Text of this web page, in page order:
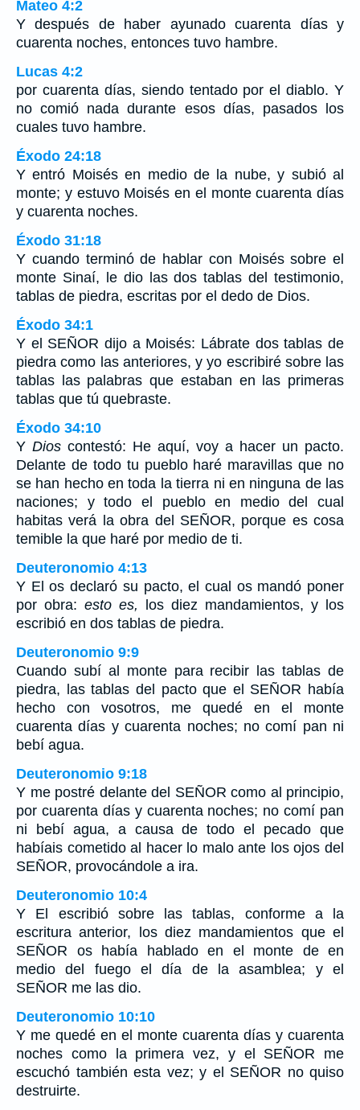
Mateo 4:2
Y después de haber ayunado cuarenta días y
cuarenta noches, entonces tuvo hambre.
Lucas 4:2
por cuarenta días, siendo tentado por el diablo. Y
no comió nada durante esos días, pasados los
cuales tuvo hambre.
Éxodo 24:18
Y entró Moisés en medio de la nube, y subió al
monte; y estuvo Moisés en el monte cuarenta días
y cuarenta noches.
Éxodo 31:18
Y cuando terminó de hablar con Moisés sobre el
monte Sinaí, le dio las dos tablas del testimonio,
tablas de piedra, escritas por el dedo de Dios.
Éxodo 34:1
Y el SEÑOR dijo a Moisés: Lábrate dos tablas de
piedra como las anteriores, y yo escribiré sobre las
tablas las palabras que estaban en las primeras
tablas que tú quebraste.
Éxodo 34:10
Y Dios contestó: He aquí, voy a hacer un pacto.
Delante de todo tu pueblo haré maravillas que no
se han hecho en toda la tierra ni en ninguna de las
naciones; y todo el pueblo en medio del cual
habitas verá la obra del SEÑOR, porque es cosa
temible la que haré por medio de ti.
Deuteronomio 4:13
Y El os declaró su pacto, el cual os mandó poner
por obra: esto es, los diez mandamientos, y los
escribió en dos tablas de piedra.
Deuteronomio 9:9
Cuando subí al monte para recibir las tablas de
piedra, las tablas del pacto que el SEÑOR había
hecho con vosotros, me quedé en el monte
cuarenta días y cuarenta noches; no comí pan ni
bebí agua.
Deuteronomio 9:18
Y me postré delante del SEÑOR como al principio,
por cuarenta días y cuarenta noches; no comí pan
ni bebí agua, a causa de todo el pecado que
habíais cometido al hacer lo malo ante los ojos del
SEÑOR, provocándole a ira.
Deuteronomio 10:4
Y El escribió sobre las tablas, conforme a la
escritura anterior, los diez mandamientos que el
SEÑOR os había hablado en el monte de en
medio del fuego el día de la asamblea; y el
SEÑOR me las dio.
Deuteronomio 10:10
Y me quedé en el monte cuarenta días y cuarenta
noches como la primera vez, y el SEÑOR me
escuchó también esta vez; y el SEÑOR no quiso
destruirte.